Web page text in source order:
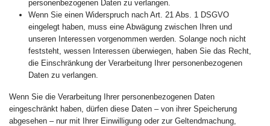
personenbezogenen Daten zu verlangen.
Wenn Sie einen Widerspruch nach Art. 21 Abs. 1 DSGVO
eingelegt haben, muss eine Abwägung zwischen Ihren und
unseren Interessen vorgenommen werden. Solange noch nicht
feststeht, wessen Interessen überwiegen, haben Sie das Recht,
die Einschränkung der Verarbeitung Ihrer personenbezogenen
Daten zu verlangen.
Wenn Sie die Verarbeitung Ihrer personenbezogenen Daten
eingeschränkt haben, dürfen diese Daten – von ihrer Speicherung
abgesehen – nur mit Ihrer Einwilligung oder zur Geltendmachung,